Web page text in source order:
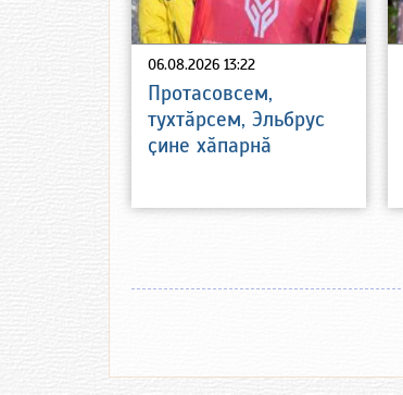
06.08.2026 13:22
Протасовсем,
тухтӑрсем, Эльбрус
ҫине хӑпарнӑ